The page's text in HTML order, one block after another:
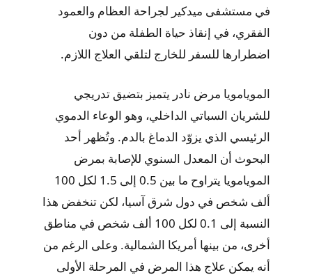
في مستشفى ميدكير لجراحة العظام والعمود
الفقري، في إنقاذ حياة الطفلة من دون
اضطرارها للسفر للخارج لتلقي العلاج اللازم.
المويامويا مرض نادر يتميز بتضيق تدريجي
للشريان السباتي الداخلي، وهو الوعاء الدموي
الرئيسي الذي يزوّد الدماغ بالدم. وتُظهر أحد
البحوث أن المعدل السنوي للإصابة بمرض
المويامويا يتراوح ما بين 0.5 إلى 1.5 لكل 100
ألف شخص في دول شرق آسيا، لكن تنخفض هذا
النسبة إلى 0.1 لكل 100 ألف شخص في مناطق
أخرى، من بينها أمريكا الشمالية. وعلى الرغم من
أنه يمكن علاج هذا المرض في المرحلة الأولى